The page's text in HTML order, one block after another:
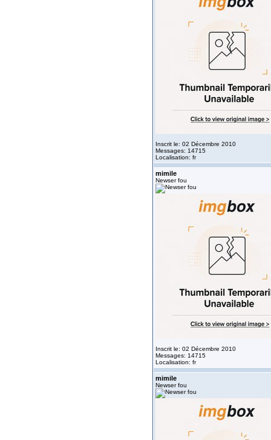
Inscrit le: 02 Décembre 2010
Messages: 14715
Localisation: fr
mimile
Newser fou
Inscrit le: 02 Décembre 2010
Messages: 14715
Localisation: fr
mimile
Newser fou